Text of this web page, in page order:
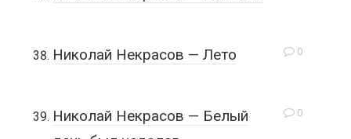
0
Николай Некрасов — Лето
0
Николай Некрасов — Белый